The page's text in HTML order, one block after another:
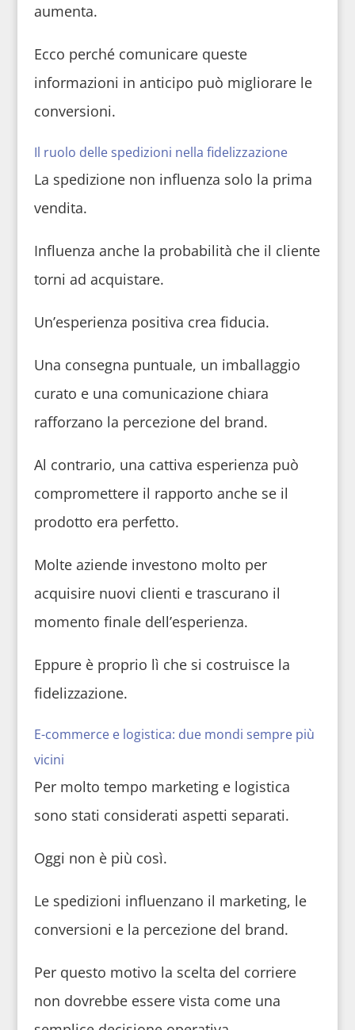
aumenta.
Ecco perché comunicare queste
informazioni in anticipo può migliorare le
conversioni.
Il ruolo delle spedizioni nella fidelizzazione
La spedizione non influenza solo la prima
vendita.
Influenza anche la probabilità che il cliente
torni ad acquistare.
Un’esperienza positiva crea fiducia.
Una consegna puntuale, un imballaggio
curato e una comunicazione chiara
rafforzano la percezione del brand.
Al contrario, una cattiva esperienza può
compromettere il rapporto anche se il
prodotto era perfetto.
Molte aziende investono molto per
acquisire nuovi clienti e trascurano il
momento finale dell’esperienza.
Eppure è proprio lì che si costruisce la
fidelizzazione.
E-commerce e logistica: due mondi sempre più
vicini
Per molto tempo marketing e logistica
sono stati considerati aspetti separati.
Oggi non è più così.
Le spedizioni influenzano il marketing, le
conversioni e la percezione del brand.
Per questo motivo la scelta del corriere
non dovrebbe essere vista come una